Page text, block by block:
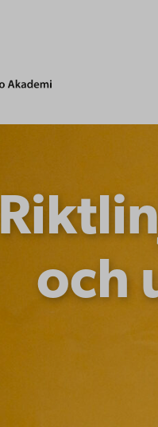
och